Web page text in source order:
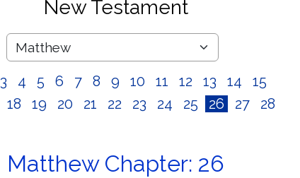
New Testament
3 4 5 6 7 8 9 10 11 12 13 14
15
18 19 20 21 22 23 24 25 26 27 28
Matthew Chapter: 26